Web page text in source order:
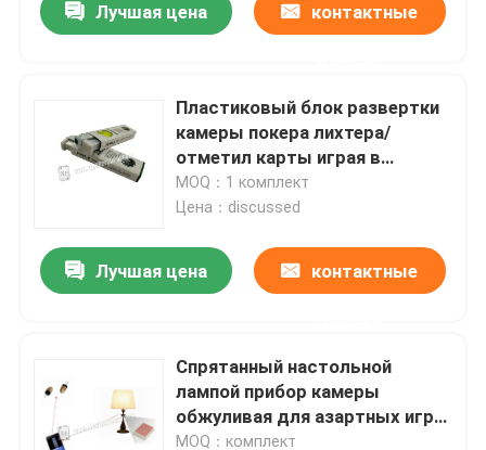
О нас
Контроль качества
Новости
Запросите цитату
Незримые играя карточки
Лучшая цена контактные
Пластиковый блок развертки
камеры покера лихтера/
отметил карты играя в
азартные игры обжуливая
приборы
MOQ：1 комплект
Цена：discussed
Лучшая цена контактные
Спрятанный настольной
лампой прибор камеры
обжуливая для азартных игр
анализатора покера
MOQ：комплект